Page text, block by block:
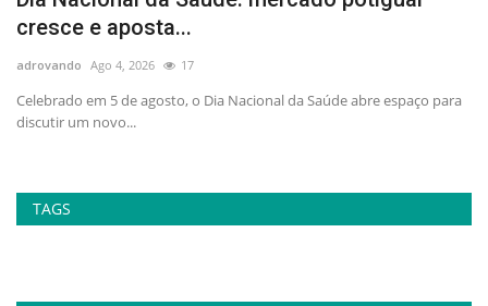
cresce e aposta...
adrovando Ago 4, 2026 17
Celebrado em 5 de agosto, o Dia Nacional da Saúde abre espaço para
discutir um novo...
TAGS